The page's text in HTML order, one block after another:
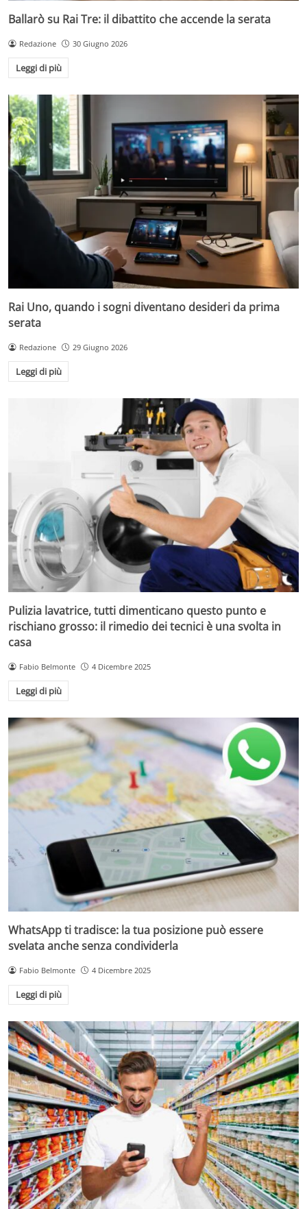
Ballarò su Rai Tre: il dibattito che accende la serata
Redazione 30 Giugno 2026
Leggi di più
Rai Uno, quando i sogni diventano desideri da prima
serata
Redazione 29 Giugno 2026
Leggi di più
Pulizia lavatrice, tutti dimenticano questo punto e
rischiano grosso: il rimedio dei tecnici è una svolta in
casa
Fabio Belmonte 4 Dicembre 2025
Leggi di più
WhatsApp ti tradisce: la tua posizione può essere
svelata anche senza condividerla
Fabio Belmonte 4 Dicembre 2025
Leggi di più